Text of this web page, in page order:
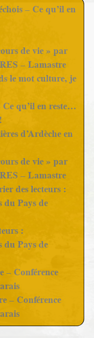
– Ce qu’il en
de vie » par
– Lamastre
le mot culture, je
qu’il en reste…
d’Ardèche en
de vie » par
– Lamastre
des lecteurs :
du Pays de
:
du Pays de
– Conférence
– Conférence